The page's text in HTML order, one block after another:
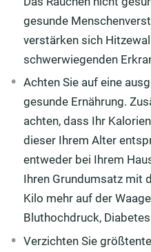
gesunde
verstärken sich
schwerwiegenden
Achten Sie auf eine
gesunde Ernährung.
achten, dass Ihr
dieser Ihrem Alter
entweder bei Ihrem
Ihren Grundumsatz mit
Kilo mehr auf der
Bluthochdruck,
Verzichten Sie